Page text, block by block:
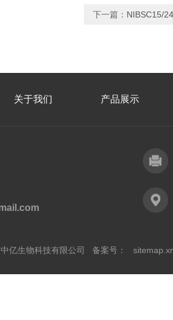
下一篇： NIBSC15/
关于我们 产品展示
亿生物科技有限公司 备案号：